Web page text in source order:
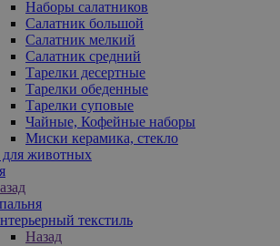
Наборы салатников
Салатник большой
Салатник мелкий
Салатник средний
Тарелки десертные
Тарелки обеденные
Тарелки суповые
Чайные, Кофейные наборы
Миски керамика, стекло
животных
текстиль
Назад